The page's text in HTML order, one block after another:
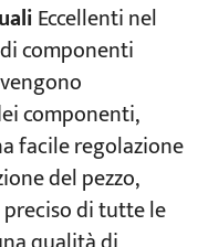
Eccellenti nel
componenti
componenti,
facile regolazione
del pezzo,
di tutte le